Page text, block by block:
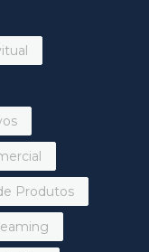
Produtos